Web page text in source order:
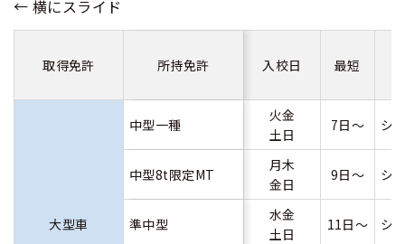
取得免許 所持免許 入校日 最短
大型車
中型一種
火金
土日
7日～ シ
中型8t限定MT
月木
金日
9日～ シ
準中型
水金
土日
11日～ シ